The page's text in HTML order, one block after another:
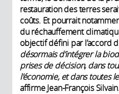
restauration des terres
coûts. Et pourrait
du réchauffement
objectif défini par l’accord
désormais d’intégrer la
prises de décision, dans
l’économie, et dans toutes
affirme Jean-François Silvain.